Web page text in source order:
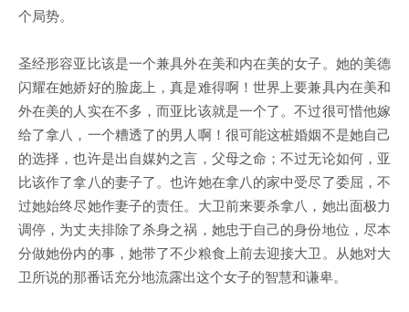
个局势。
圣经形容亚比该是一个兼具外在美和内在美的女子。她的美德
闪耀在她娇好的脸庞上，真是难得啊！世界上要兼具内在美和
外在美的人实在不多，而亚比该就是一个了。不过很可惜他嫁
给了拿八，一个糟透了的男人啊！很可能这桩婚姻不是她自己
的选择，也许是出自媒妁之言，父母之命；不过无论如何，亚
比该作了拿八的妻子了。也许她在拿八的家中受尽了委屈，不
过她始终尽她作妻子的责任。大卫前来要杀拿八，她出面极力
调停，为丈夫排除了杀身之祸，她忠于自己的身份地位，尽本
分做她份内的事，她带了不少粮食上前去迎接大卫。从她对大
卫所说的那番话充分地流露出这个女子的智慧和谦卑。